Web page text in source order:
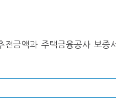
금액과 주택금융공사 보